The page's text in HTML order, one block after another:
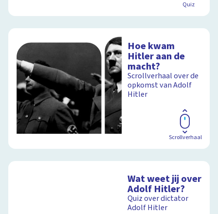
Quiz
Hoe kwam
Hitler aan de
macht?
Scrollverhaal over de
opkomst van Adolf
Hitler
Scrollverhaal
Wat weet jij over
Adolf Hitler?
Quiz over dictator
Adolf Hitler